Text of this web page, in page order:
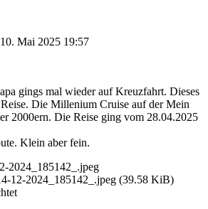
10. Mai 2025 19:57
gings mal wieder auf Kreuzfahrt. Dieses
Die Millenium Cruise auf der Mein
2000ern. Die Reise ging vom 28.04.2025
Klein aber fein.
12-2024_185142_.jpeg (39.58 KiB)